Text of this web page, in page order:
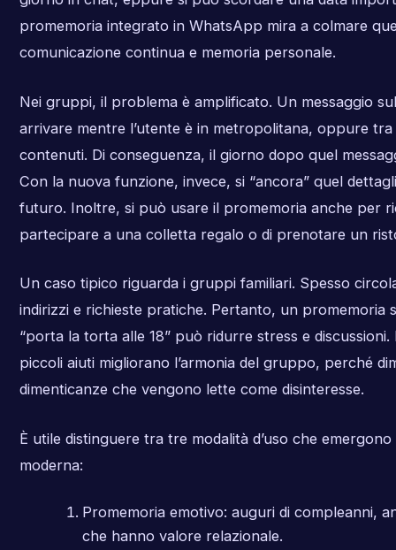
promemoria integrato in WhatsApp mira a colmare
comunicazione continua e memoria personale.
Nei gruppi, il problema è amplificato. Un messaggio
arrivare mentre l’utente è in metropolitana, oppure tra
contenuti. Di conseguenza, il giorno dopo quel
Con la nuova funzione, invece, si “ancora” quel
futuro. Inoltre, si può usare il promemoria anche per
partecipare a una colletta regalo o di prenotare un
Un caso tipico riguarda i gruppi familiari. Spesso
indirizzi e richieste pratiche. Pertanto, un promemoria
“porta la torta alle 18” può ridurre stress e
piccoli aiuti migliorano l’armonia del gruppo, perché
dimenticanze che vengono lette come disinteresse.
È utile distinguere tra tre modalità d’uso che
moderna:
Promemoria emotivo: auguri di compleanni,
che hanno valore relazionale.